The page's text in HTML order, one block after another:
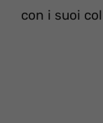
con i suoi